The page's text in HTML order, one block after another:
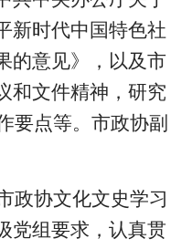
新时代中国特色社
的意见》，以及市
和文件精神，研究
要点等。市政协副
政协文化文史学习
党组要求，认真贯